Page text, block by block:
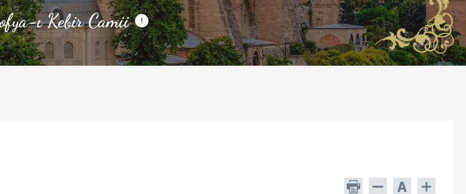
Galata Kulesi !